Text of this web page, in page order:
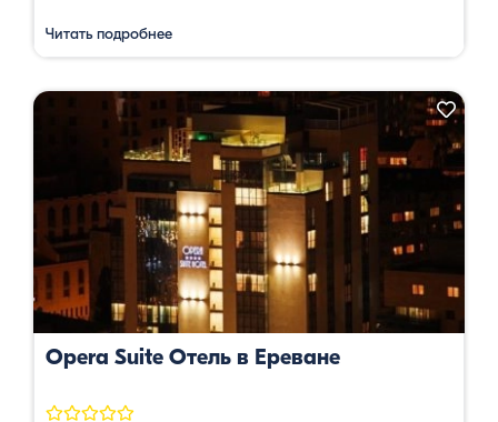
Читать подробнее
Opera Suite Отель в Ереване